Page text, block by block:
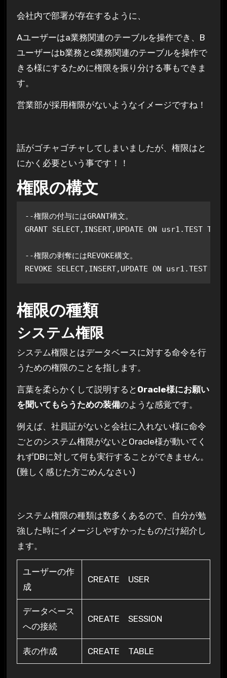
会社内で部署が存在するように、
Aユーザーはa業務関連のテーブルを操作でき、B
ユーザーはb業務とc業務関連のテーブルを操作で
きる様にするために権限を振り分ける事もできま
す。
営業部が採用権限がないようなイメージですね！
話がゴチャゴチャしてしまいましたが、権限はと
にかく必要という事です！！
権限の構文
--権限の付与にはGRANT構文。
GRANT SELECT,INSERT,UPDATE ON usr1.TEST TO
--権限の剥奪にはREVOKE構文。
REVOKE SELECT,INSERT,UPDATE ON usr1.TEST
権限の種類
システム権限
システム権限とはデータベースに対する命令を行
うための権限のことを指します。
言葉を柔らかくして説明すると Oracle様にお願い
を聞いてもらうための装備のような感覚です。
例えば、社員証がないと会社に入れない様に命令
ごとのシステム権限がないとOracle様が動いてく
れずDBに対して何も実行することができません。
(難しく感じた方ごめんなさい)
システム権限の種類は数多くあるので、自分が勉
強した時にイメージしやすかったものだけ紹介し
ます。
ユーザーの作
成
CREATE USER
データベース
への接続
CREATE SESSION
表の作成 CREATE TABLE